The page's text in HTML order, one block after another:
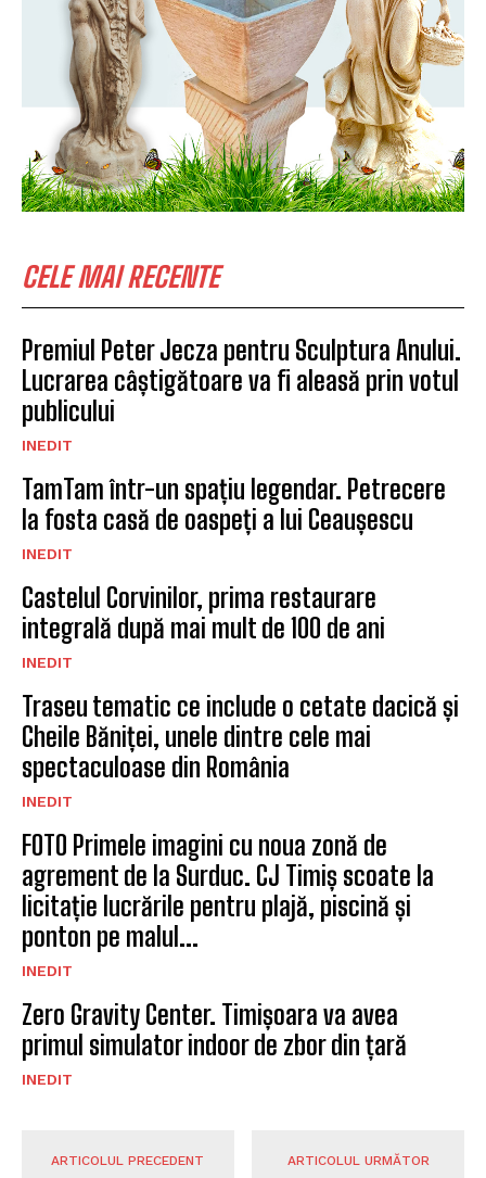
CELE MAI RECENTE
Premiul Peter Jecza pentru Sculptura Anului.
Lucrarea câștigătoare va fi aleasă prin votul
publicului
INEDIT
TamTam într-un spațiu legendar. Petrecere
la fosta casă de oaspeți a lui Ceaușescu
INEDIT
Castelul Corvinilor, prima restaurare
integrală după mai mult de 100 de ani
INEDIT
Traseu tematic ce include o cetate dacică și
Cheile Băniței, unele dintre cele mai
spectaculoase din România
INEDIT
FOTO Primele imagini cu noua zonă de
agrement de la Surduc. CJ Timiș scoate la
licitație lucrările pentru plajă, piscină și
ponton pe malul...
INEDIT
Zero Gravity Center. Timișoara va avea
primul simulator indoor de zbor din țară
INEDIT
ARTICOLUL PRECEDENT ARTICOLUL URMĂTOR